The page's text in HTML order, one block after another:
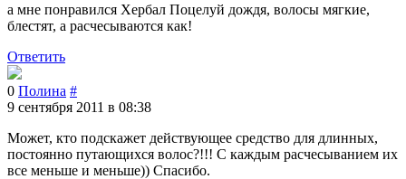
а мне понравился Хербал Поцелуй дождя, волосы мягкие,
блестят, а расчесываются как!
Ответить
0 Полина #
9 сентября 2011 в 08:38
Может, кто подскажет действующее средство для длинных,
постоянно путающихся волос?!!! С каждым расчесыванием их
все меньше и меньше)) Спасибо.